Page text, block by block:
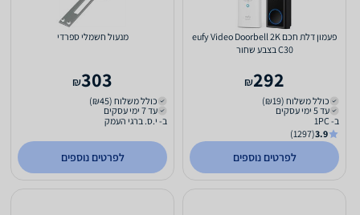
פעמון דלת חכם eufy Video Doorbell 2K
C30 בצבע שחור
292
₪
כולל משלוח (₪19)
עד 5 ימי עסקים
ב- 1PC
3.9
(1297)
לפרטים נוספים
מנעול חשמלי ספרדי
303
₪
כולל משלוח (₪45)
עד 7 ימי עסקים
ב- י.ס. ברגי העמק
לפרטים נוספים